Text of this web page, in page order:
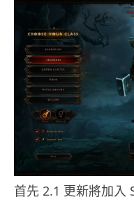
首先 2.1 更新將加入